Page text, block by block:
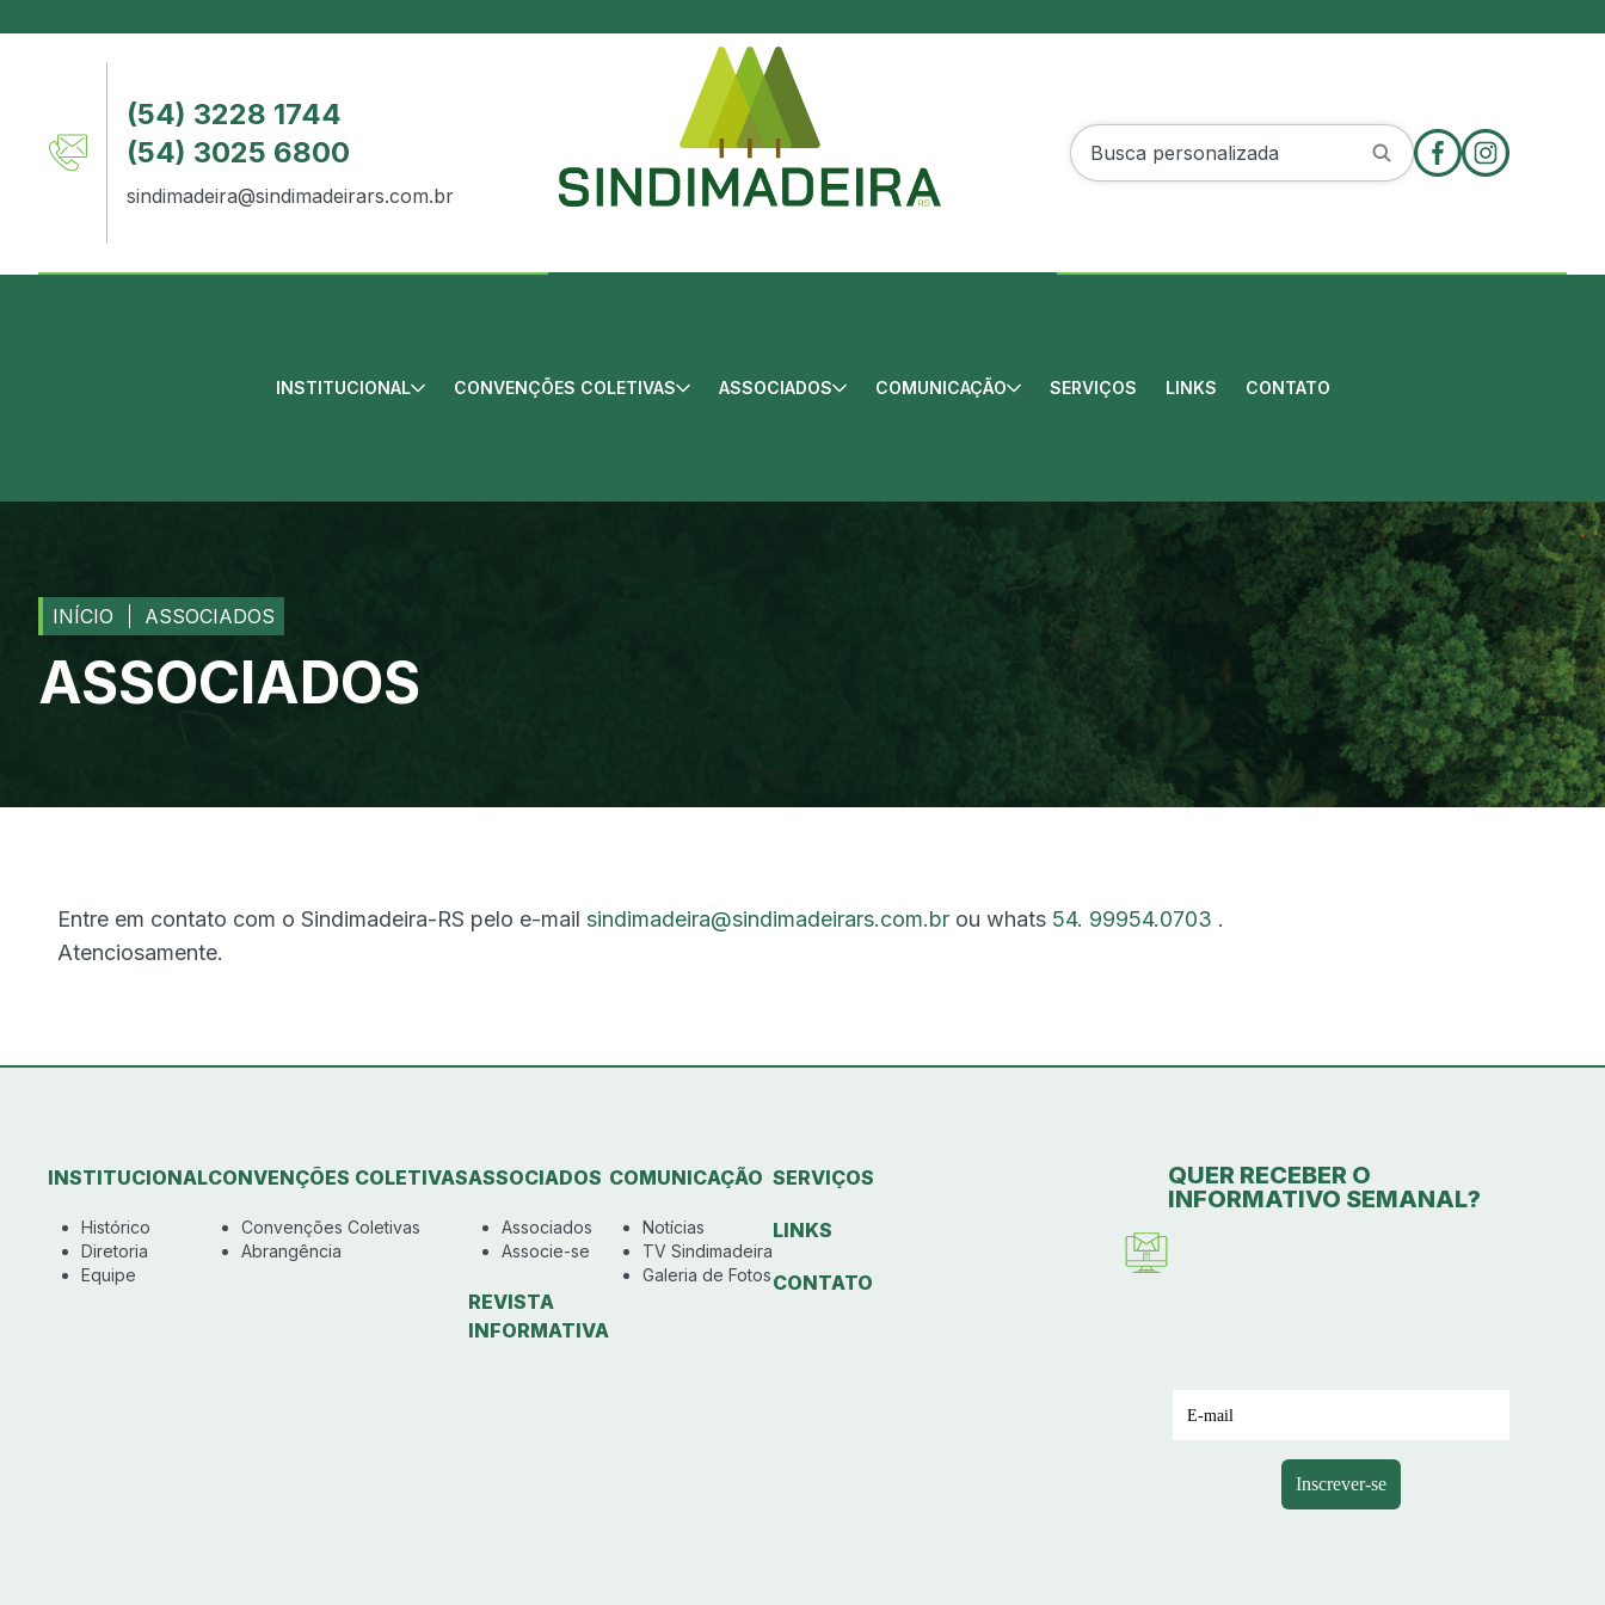
(54) 3228 1744
(54) 3025 6800
sindimadeira@sindimadeirars.com.br
INSTITUCIONAL CONVENÇÕES COLETIVAS ASSOCIADOS COMUNICAÇÃO SERVIÇOS LINKS CONTATO
INÍCIO ASSOCIADOS
ASSOCIADOS
Entre em contato com o Sindimadeira-RS pelo e-mail sindimadeira@sindimadeirars.com.br ou whats 54. 99954.0703 .
Atenciosamente.
INSTITUCIONAL
Histórico
Diretoria
Equipe
CONVENÇÕES COLETIVAS
Convenções Coletivas
Abrangência
ASSOCIADOS
Associados
Associe-se
REVISTA
INFORMATIVA
COMUNICAÇÃO
Notícias
TV Sindimadeira
Galeria de Fotos
SERVIÇOS
LINKS
CONTATO
QUER RECEBER O
INFORMATIVO SEMANAL?